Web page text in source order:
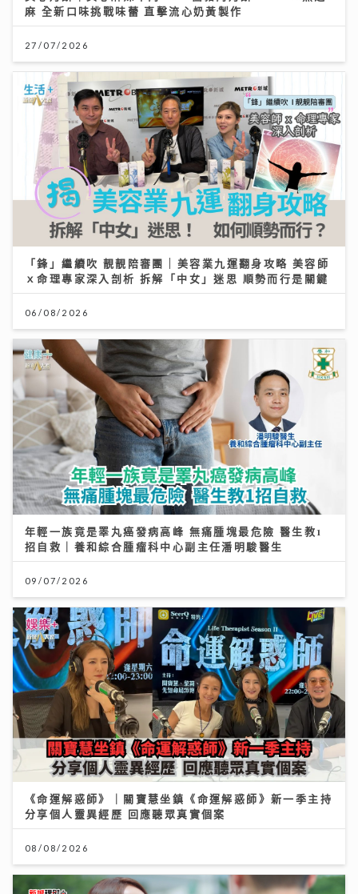
麻 全新口味挑戰味蕾 直擊流心奶黃製作
27/07/2026
「鋒」繼續吹 靚靚陪審團 | 美容業九運翻身攻略 美容師
ｘ命理專家深入剖析 拆解「中女」迷思 順勢而行是關鍵
06/08/2026
年輕一族竟是睪丸癌發病高峰 無痛腫塊最危險 醫生教1
招自救｜養和綜合腫瘤科中心副主任潘明駿醫生
09/07/2026
《命運解惑師》｜關寶慧坐鎮《命運解惑師》新一季主持
分享個人靈異經歷 回應聽眾真實個案
08/08/2026